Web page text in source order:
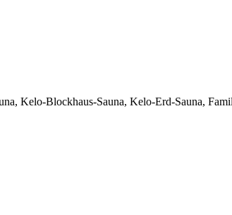
Kelo-Blockhaus-Sauna, Kelo-Erd-Sauna,